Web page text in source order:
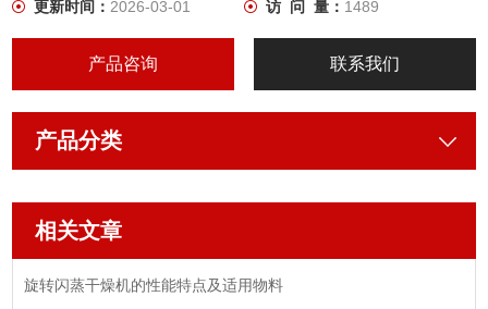
为“流化段“。）物料的大部分水份在流化段内蒸发。
更新时间：2026-03-01 访 问 量： 1489
产品咨询 联系我们
产品分类
相关文章
旋转闪蒸干燥机的性能特点及适用物料